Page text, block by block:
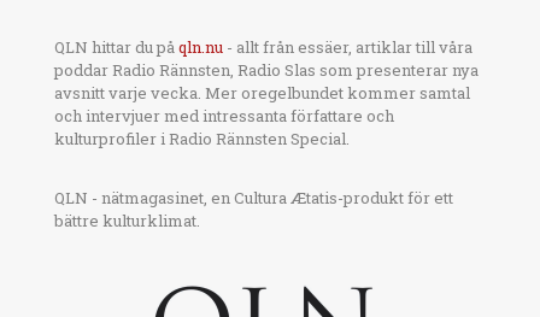
QLN hittar du påqln.nu - allt från essäer, artiklar till våra
poddar Radio Rännsten, Radio Slas som presenterar nya
avsnitt varje vecka. Mer oregelbundet kommer samtal
och intervjuer med intressanta författare och
kulturprofiler i Radio Rännsten Special.
QLN - nätmagasinet, en Cultura Ætatis-produkt för ett
bättre kulturklimat.